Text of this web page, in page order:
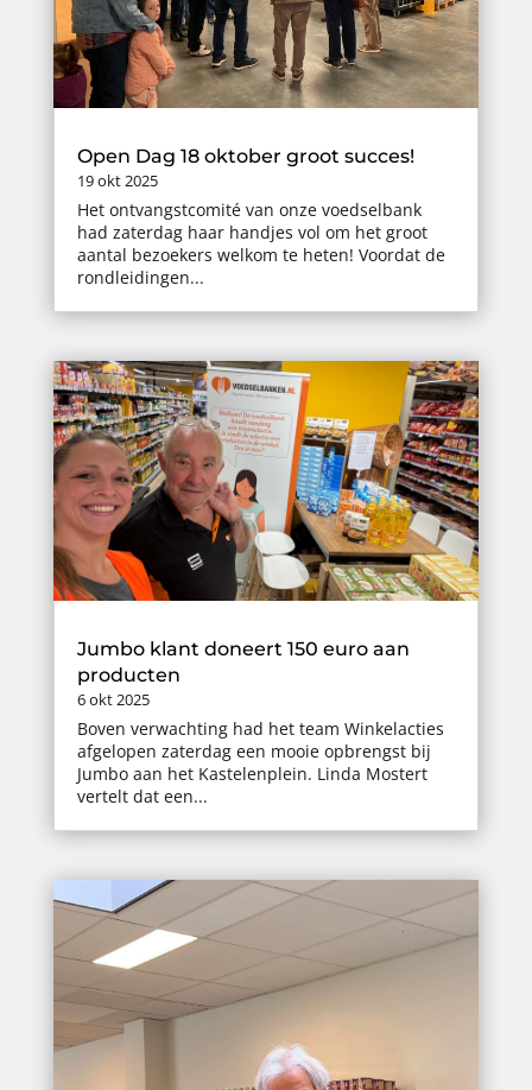
Open Dag 18 oktober groot succes!
19 okt 2025
Het ontvangstcomité van onze voedselbank
had zaterdag haar handjes vol om het groot
aantal bezoekers welkom te heten! Voordat de
rondleidingen...
Jumbo klant doneert 150 euro aan
producten
6 okt 2025
Boven verwachting had het team Winkelacties
afgelopen zaterdag een mooie opbrengst bij
Jumbo aan het Kastelenplein. Linda Mostert
vertelt dat een...